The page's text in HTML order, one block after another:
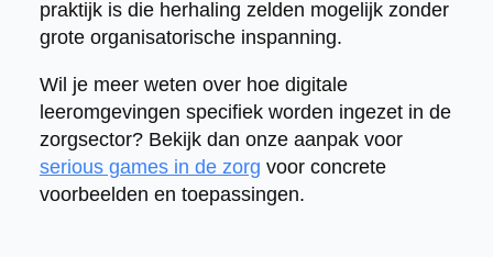
praktijk is die herhaling zelden mogelijk zonder
grote organisatorische inspanning.
Wil je meer weten over hoe digitale
leeromgevingen specifiek worden ingezet in de
zorgsector? Bekijk dan onze aanpak voor
serious games in de zorg voor concrete
voorbeelden en toepassingen.